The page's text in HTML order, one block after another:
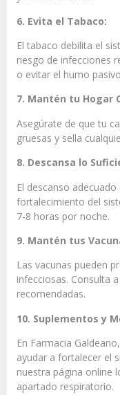
6. Evita el Tabaco:
El tabaco debilita el
riesgo de infecciones
o evitar el humo
7. Mantén tu Hogar
Asegúrate de que tu
gruesas y sella
8. Descansa lo
El descanso
fortalecimiento del
7-8 horas por noche.
9. Mantén tus
Las vacunas pueden
infecciosas. Consulta
recomendadas.
10. Suplementos y
En Farmacia
ayudar a fortalecer el
nuestra página online
apartado respiratorio.